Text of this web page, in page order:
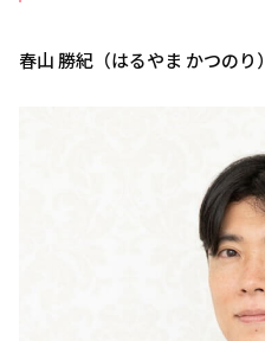
春山 勝紀（はるやま かつのり）